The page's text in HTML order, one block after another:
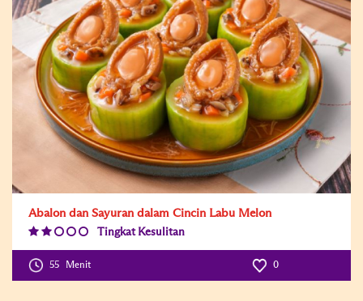
Abalon dan Sayuran dalam Cincin Labu Melon
Tingkat Kesulitan
55 Menit 0